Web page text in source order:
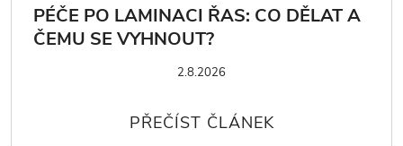
PÉČE PO LAMINACI ŘAS: CO DĚLAT A
ČEMU SE VYHNOUT?
2.8.2026